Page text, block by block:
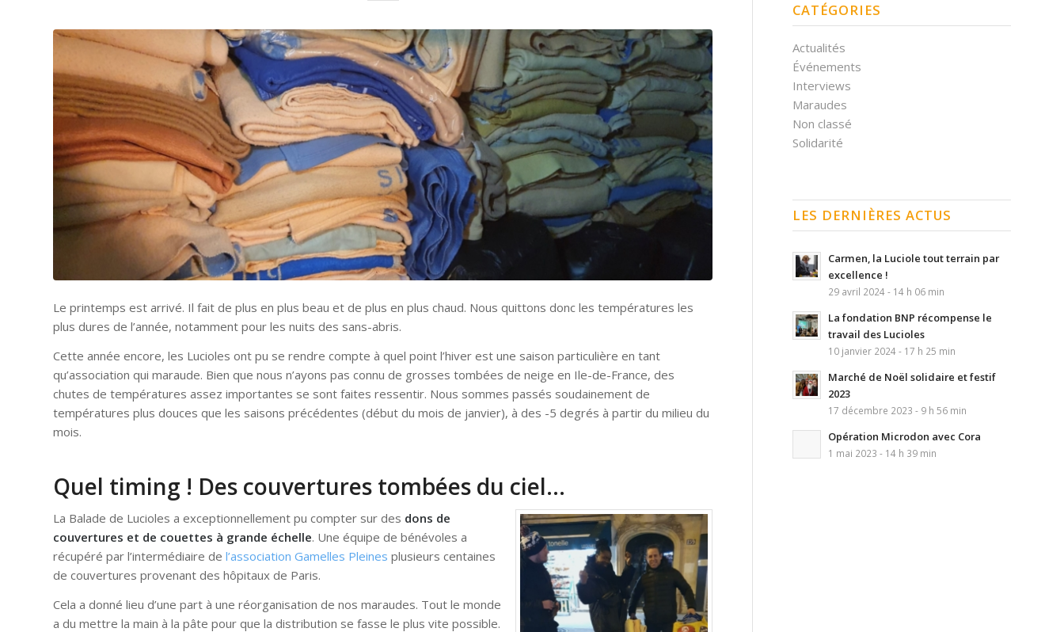
Le printemps est arrivé. Il fait de plus en plus beau et de plus en plus chaud. Nous quittons donc les températures les
plus dures de l’année, notamment pour les nuits des sans-abris.
Cette année encore, les Lucioles ont pu se rendre compte à quel point l’hiver est une saison particulière en tant
qu’association qui maraude. Bien que nous n’ayons pas connu de grosses tombées de neige en Ile-de-France, des
chutes de températures assez importantes se sont faites ressentir. Nous sommes passés soudainement de
températures plus douces que les saisons précédentes (début du mois de janvier), à des -5 degrés à partir du milieu du
mois.
Quel timing ! Des couvertures tombées du ciel…
La Balade de Lucioles a exceptionnellement pu compter sur des dons de
couvertures et de couettes à grande échelle. Une équipe de bénévoles a
récupéré par l’intermédiaire de l’association Gamelles Pleines plusieurs centaines
de couvertures provenant des hôpitaux de Paris.
Cela a donné lieu d’une part à une réorganisation de nos maraudes. Tout le monde
a du mettre la main à la pâte pour que la distribution se fasse le plus vite possible.
CATÉGORIES
Actualités
Événements
Interviews
Maraudes
Non classé
Solidarité
LES DERNIÈRES ACTUS
Carmen, la Luciole tout terrain par
excellence !
29 avril 2024 - 14 h 06 min
La fondation BNP récompense le
travail des Lucioles
10 janvier 2024 - 17 h 25 min
Marché de Noël solidaire et festif
2023
17 décembre 2023 - 9 h 56 min
Opération Microdon avec Cora
1 mai 2023 - 14 h 39 min